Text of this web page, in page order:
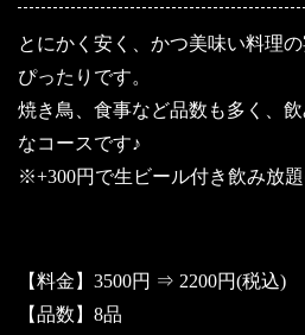
とにかく安く、かつ美味い料理
ぴったりです。
焼き鳥、食事など品数も多く、
なコースです♪
※+300円で生ビール付き飲み放
【料金】3500円 ⇒ 2200円(税込)
【品数】8品